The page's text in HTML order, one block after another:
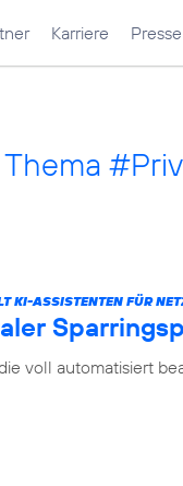
Karriere Presse
KI-ASSISTENTEN FÜR
voll automatisiert